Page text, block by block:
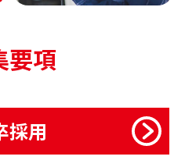
要項
採用